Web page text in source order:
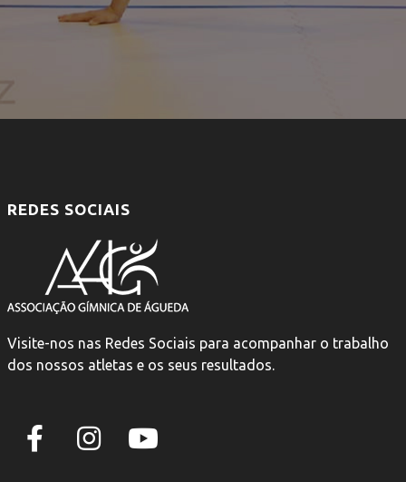
REDES SOCIAIS
Visite-nos nas Redes Sociais para acompanhar o trabalho
dos nossos atletas e os seus resultados.